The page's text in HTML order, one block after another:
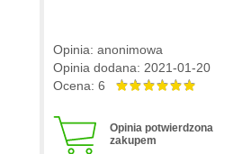
Opinia: anonimowa
Opinia dodana: 2021-01-20
Ocena: 6
Opinia potwierdzona
zakupem